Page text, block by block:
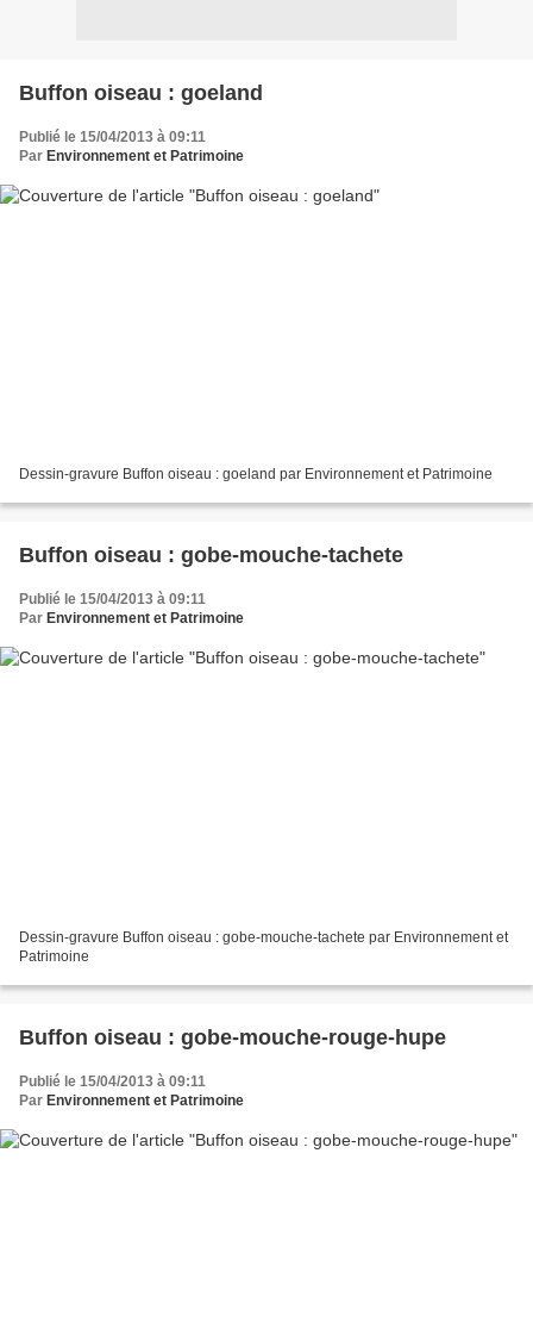
Buffon oiseau : goeland
Publié le 15/04/2013 à 09:11
Par Environnement et Patrimoine
Dessin-gravure Buffon oiseau : goeland par Environnement et Patrimoine
Buffon oiseau : gobe-mouche-tachete
Publié le 15/04/2013 à 09:11
Par Environnement et Patrimoine
Dessin-gravure Buffon oiseau : gobe-mouche-tachete par Environnement et
Patrimoine
Buffon oiseau : gobe-mouche-rouge-hupe
Publié le 15/04/2013 à 09:11
Par Environnement et Patrimoine